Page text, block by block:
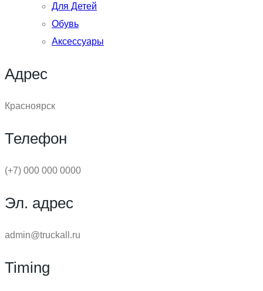
Для Детей
Обувь
Аксессуары
Адрес
Красноярск
Телефон
(+7) 000 000 0000
Эл. адрес
admin@truckall.ru
Timing